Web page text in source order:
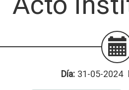
Día: 31-05-2024